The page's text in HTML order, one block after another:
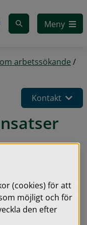
Meny
arbetssökande /
Kontakt
kopplat till
(cookies) för att
möjligt och för
den efter